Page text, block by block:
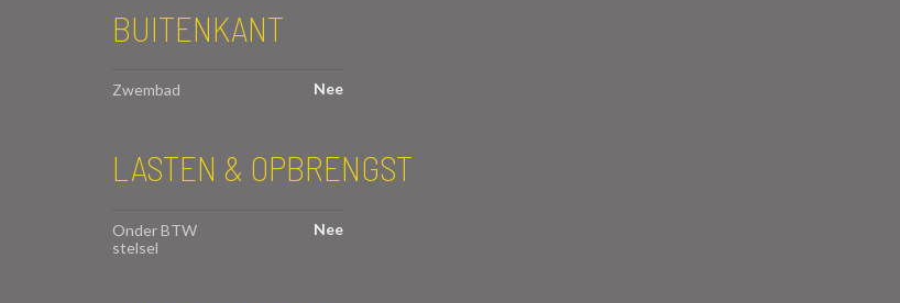
BUITENKANT
Zwembad Nee
LASTEN & OPBRENGST
Onder BTW
stelsel
Nee